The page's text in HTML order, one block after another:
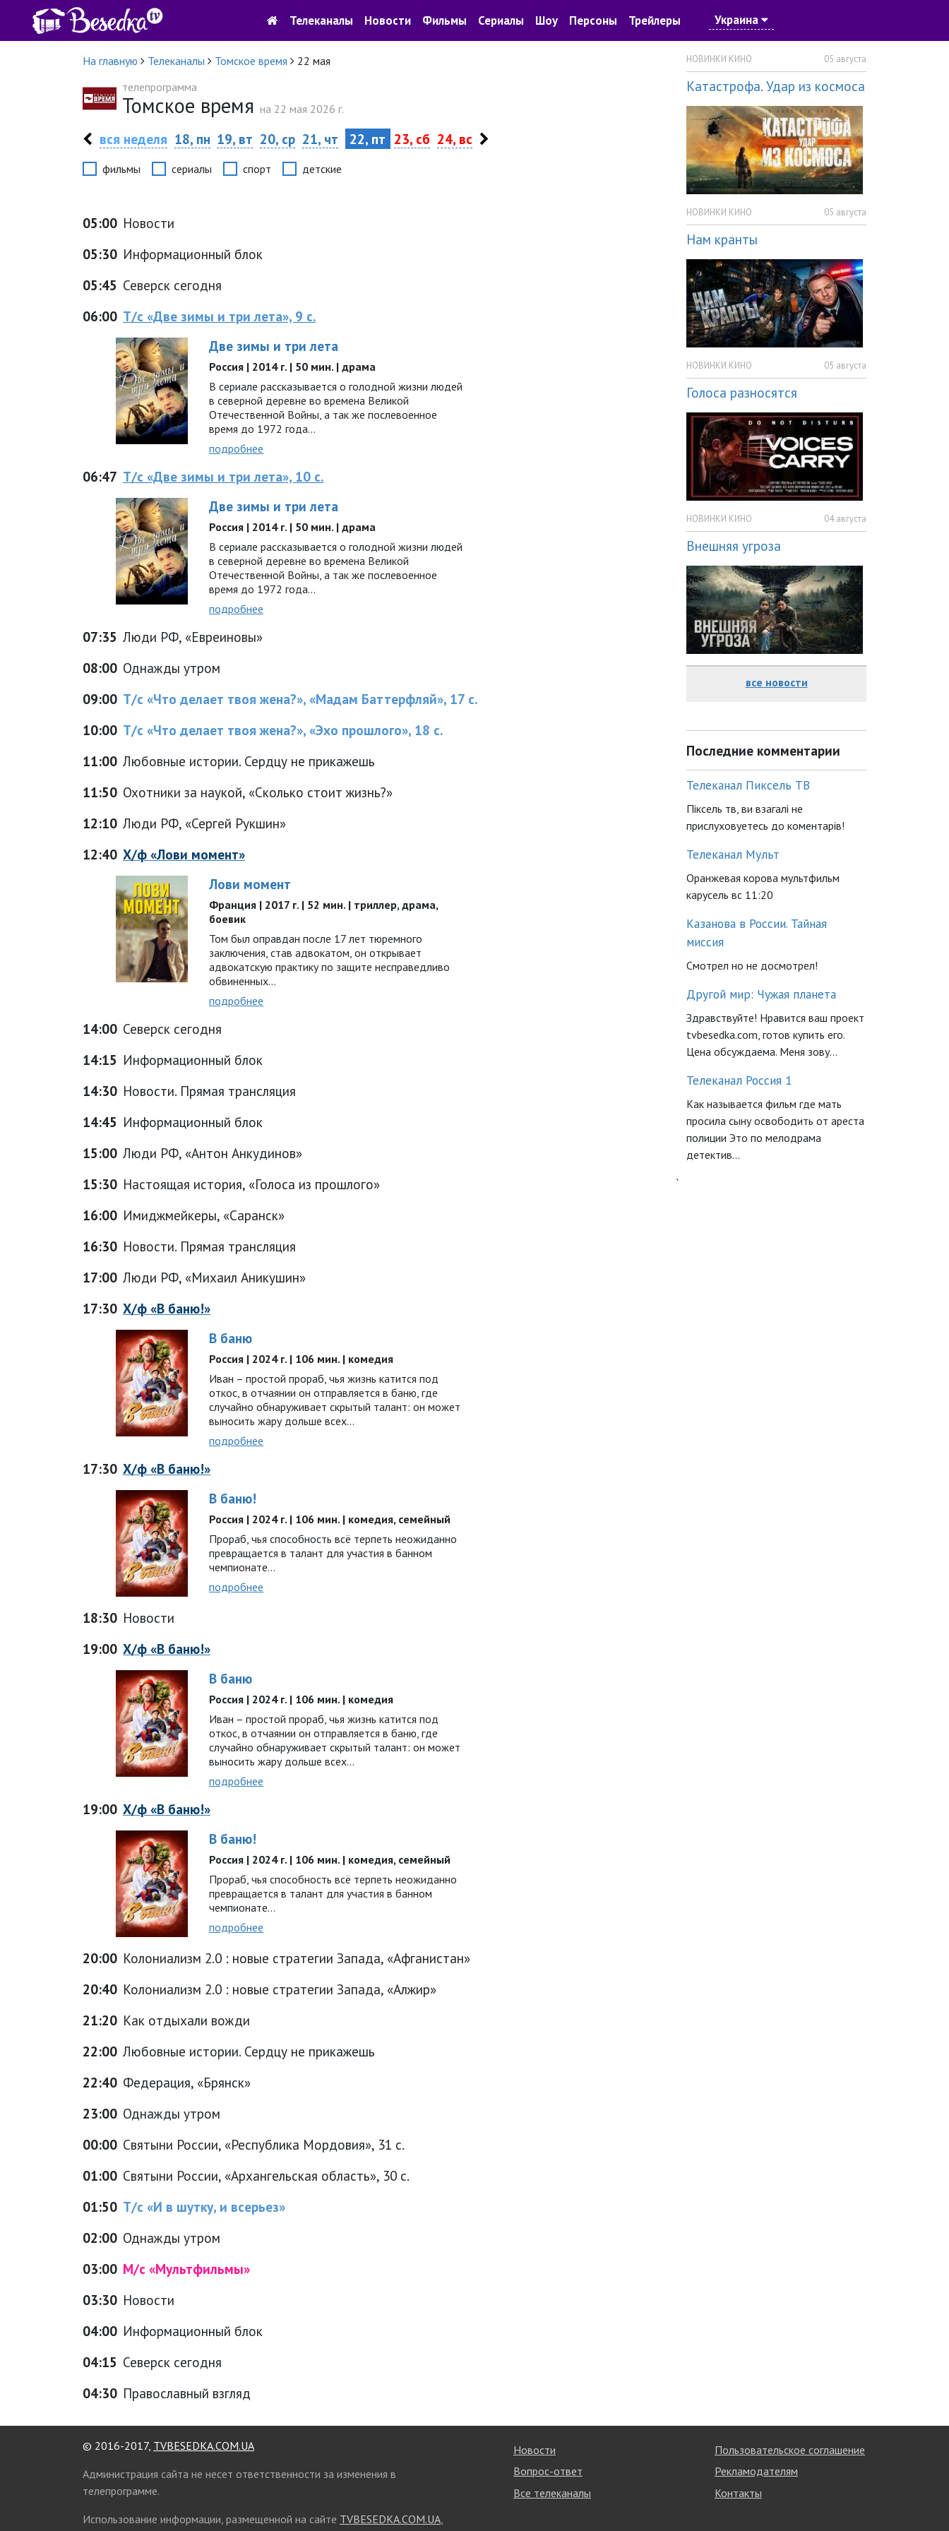
Телеканалы Новости Фильмы Сериалы Шоу Персоны Трейлеры Украина
На главную Телеканалы Томское время
22 мая
телепрограмма
Томское время на 22 мая 2026 г.
вся неделя 18, пн 19, вт 20, ср 21, чт 22, пт 23, сб 24, вс
фильмы сериалы спорт детские
05:00 Новости
05:30 Информационный блок
05:45 Северск сегодня
06:00 Т/с «Две зимы и три лета», 9 с.
Две зимы и три лета
Россия | 2014 г. | 50 мин. | драма
В сериале рассказывается о голодной жизни людей
в северной деревне во времена Великой
Отечественной Войны, а так же послевоенное
время до 1972 года…
подробнее
06:47 Т/с «Две зимы и три лета», 10 с.
Две зимы и три лета
Россия | 2014 г. | 50 мин. | драма
В сериале рассказывается о голодной жизни людей
в северной деревне во времена Великой
Отечественной Войны, а так же послевоенное
время до 1972 года…
подробнее
07:35 Люди РФ, «Евреиновы»
08:00 Однажды утром
09:00 Т/с «Что делает твоя жена?», «Мадам Баттерфляй», 17 с.
10:00 Т/с «Что делает твоя жена?», «Эхо прошлого», 18 с.
11:00 Любовные истории. Сердцу не прикажешь
11:50 Охотники за наукой, «Сколько стоит жизнь?»
12:10 Люди РФ, «Сергей Рукшин»
12:40 Х/ф «Лови момент»
Лови момент
Франция | 2017 г. | 52 мин. | триллер, драма,
боевик
Том был оправдан после 17 лет тюремного
заключения, став адвокатом, он открывает
адвокатскую практику по защите несправедливо
обвиненных...
подробнее
14:00 Северск сегодня
14:15 Информационный блок
14:30 Новости. Прямая трансляция
14:45 Информационный блок
15:00 Люди РФ, «Антон Анкудинов»
15:30 Настоящая история, «Голоса из прошлого»
16:00 Имиджмейкеры, «Саранск»
16:30 Новости. Прямая трансляция
17:00 Люди РФ, «Михаил Аникушин»
17:30 Х/ф «В баню!»
В баню
Россия | 2024 г. | 106 мин. | комедия
Иван – простой прораб, чья жизнь катится под
откос, в отчаянии он отправляется в баню, где
случайно обнаруживает скрытый талант: он может
выносить жару дольше всех…
подробнее
17:30 Х/ф «В баню!»
В баню!
Россия | 2024 г. | 106 мин. | комедия, семейный
Прораб, чья способность всё терпеть неожиданно
превращается в талант для участия в банном
чемпионате…
подробнее
18:30 Новости
19:00 Х/ф «В баню!»
В баню
Россия | 2024 г. | 106 мин. | комедия
Иван – простой прораб, чья жизнь катится под
откос, в отчаянии он отправляется в баню, где
случайно обнаруживает скрытый талант: он может
выносить жару дольше всех…
подробнее
19:00 Х/ф «В баню!»
В баню!
Россия | 2024 г. | 106 мин. | комедия, семейный
Прораб, чья способность всё терпеть неожиданно
превращается в талант для участия в банном
чемпионате…
подробнее
20:00 Колониализм 2.0 : новые стратегии Запада, «Афганистан»
20:40 Колониализм 2.0 : новые стратегии Запада, «Алжир»
21:20 Как отдыхали вожди
22:00 Любовные истории. Сердцу не прикажешь
22:40 Федерация, «Брянск»
23:00 Однажды утром
00:00 Святыни России, «Республика Мордовия», 31 с.
01:00 Святыни России, «Архангельская область», 30 с.
01:50 Т/с «И в шутку, и всерьез»
02:00 Однажды утром
03:00 М/с «Мультфильмы»
03:30 Новости
04:00 Информационный блок
04:15 Северск сегодня
04:30 Православный взгляд
НОВИНКИ КИНО 05 августа
Катастрофа. Удар из космоса
НОВИНКИ КИНО 05 августа
Нам кранты
НОВИНКИ КИНО 05 августа
Голоса разносятся
НОВИНКИ КИНО 04 августа
Внешняя угроза
все новости
Последние комментарии
Телеканал Пиксель ТВ
Піксель тв, ви взагалі не
прислуховуетесь до коментарів!
Телеканал Мульт
Оранжевая корова мультфильм
карусель вс 11:20
Казанова в России. Тайная
миссия
Смотрел но не досмотрел!
Другой мир: Чужая планета
Здравствуйте! Нравится ваш проект
tvbesedka.com, готов купить его.
Цена обсуждаема. Меня зову...
Телеканал Россия 1
Как называется фильм где мать
просила сыну освободить от ареста
полиции Это по мелодрама
детектив...
`
© 2016-2017, TVBESEDKA.COM.UA
Администрация сайта не несет ответственности за изменения в
телепрограмме.
Использование информации, размещенной на сайте TVBESEDKA.COM.UA
Новости
Вопрос-ответ
Все телеканалы
Пользовательское соглашение
Рекламодателям
Контакты